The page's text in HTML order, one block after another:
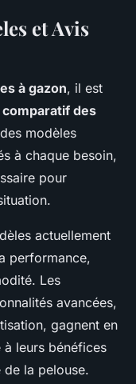
et Avis
à gazon, il est
comparatif des
modèles
à chaque besoin,
pour
actuellement
performance,
Les
avancées,
gagnent en
leurs bénéfices
de la pelouse.